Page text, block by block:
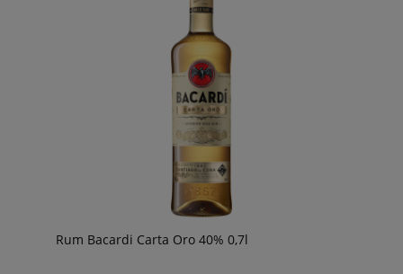
Rum Bacardi Carta Oro 40% 0,7l